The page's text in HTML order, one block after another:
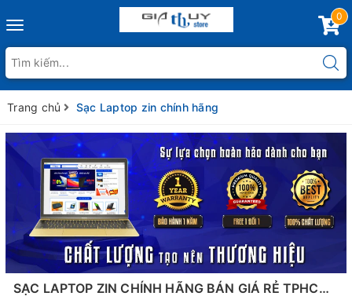
Toggle
0
Trang chủ Sạc Laptop zin chính hãng
SẠC LAPTOP ZIN CHÍNH HÃNG BÁN GIÁ RẺ TPHCM - BUÔN MA THUỘT